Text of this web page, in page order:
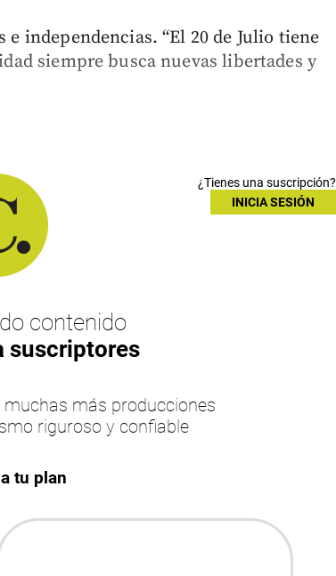
independencias. “El 20 de Julio tiene
siempre busca nuevas libertades y
¿Tienes una suscripción?
INICIA SESIÓN
contenido
suscriptores
más producciones
riguroso y confiable
tu plan